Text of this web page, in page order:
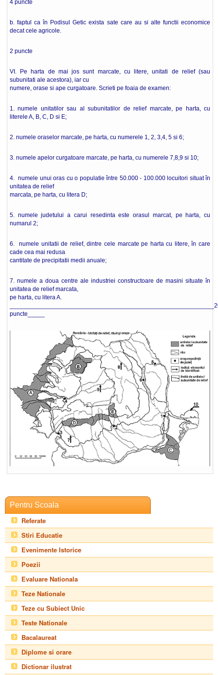
Pentru Scoala
Referate
Stiri Educatie
Evenimente Istorice
Poezii
Evaluare Nationala
Teze Nationale
Teze cu Subiect Unic
Teste Nationale
Bacalaureat
Diplome si orare
Dictionar ilustrat
4 puncte
b. faptul ca în Podisul Getic exista sate care au si alte functii economice
decat cele agricole.
2 puncte
VI. Pe harta de mai jos sunt marcate, cu litere, unitati de relief (sau
subunitati ale acestora), iar cu
numere, orase si ape curgatoare. Scrieti pe foaia de examen:
1. numele unitatilor sau al subunitatilor de relief marcate, pe harta, cu
literele A, B, C, D si E;
2. numele oraselor marcate, pe harta, cu numerele 1, 2, 3,4, 5 si 6;
3. numele apelor curgatoare marcate, pe harta, cu numerele 7,8,9 si 10;
4. numele unui oras cu o populatie între 50.000 - 100.000 locuitori situat în
unitatea de relief
marcata, pe harta, cu litera D;
5. numele judetului a carui resedinta este orasul marcat, pe harta, cu
numarul 2;
6. numele unitatii de relief, dintre cele marcate pe harta cu litere, în care
cade cea mai redusa
cantitate de precipitatii medii anuale;
7. numele a doua centre ale industriei constructoare de masini situate în
unitatea de relief marcata,
pe harta, cu litera A.
puncte_____